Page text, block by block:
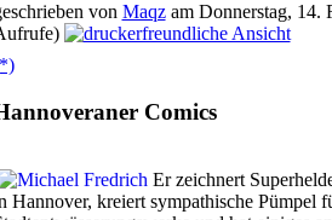
von Maqzam Donnerstag, 14.
Comics
Er zeichnert
Hannover, kreiert sympathische Pümpel